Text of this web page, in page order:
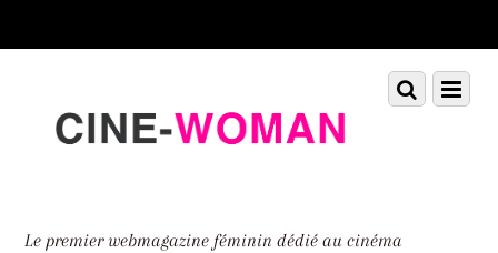
down
Le premier webmagazine féminin dédié au cinéma
Menu
Scroll
down